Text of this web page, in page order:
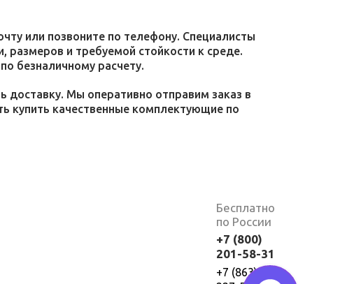
или позвоните по телефону. Специалисты
размеров и требуемой стойкости к среде.
безналичному расчету.
доставку. Мы оперативно отправим заказ в
купить качественные комплектующие по
Бесплатно
по России
+7 (800)
201-58-31
+7 (863)